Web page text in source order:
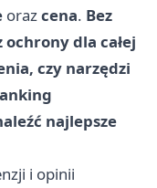
orazcena. Bez
dla całej
czy narzędzi
najlepsze
i opinii